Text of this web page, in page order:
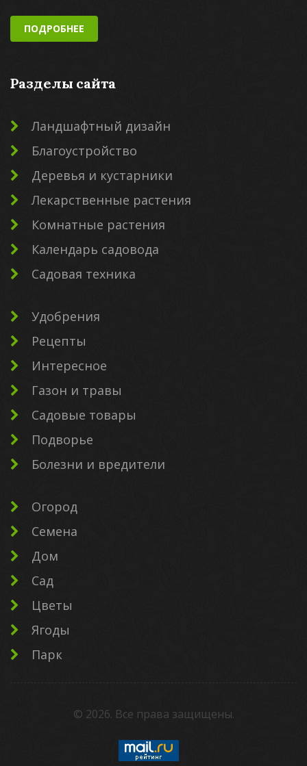
ПОДРОБНЕЕ
Разделы сайта
Ландшафтный дизайн
Благоустройство
Деревья и кустарники
Лекарственные растения
Комнатные растения
Календарь садовода
Садовая техника
Удобрения
Рецепты
Интересное
Газон и травы
Садовые товары
Подворье
Болезни и вредители
Огород
Семена
Дом
Сад
Цветы
Ягоды
Парк
© 2026. Все права защищены.